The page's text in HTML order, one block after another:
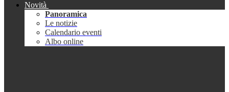
Novità
Panoramica
Le notizie
Calendario eventi
Albo online